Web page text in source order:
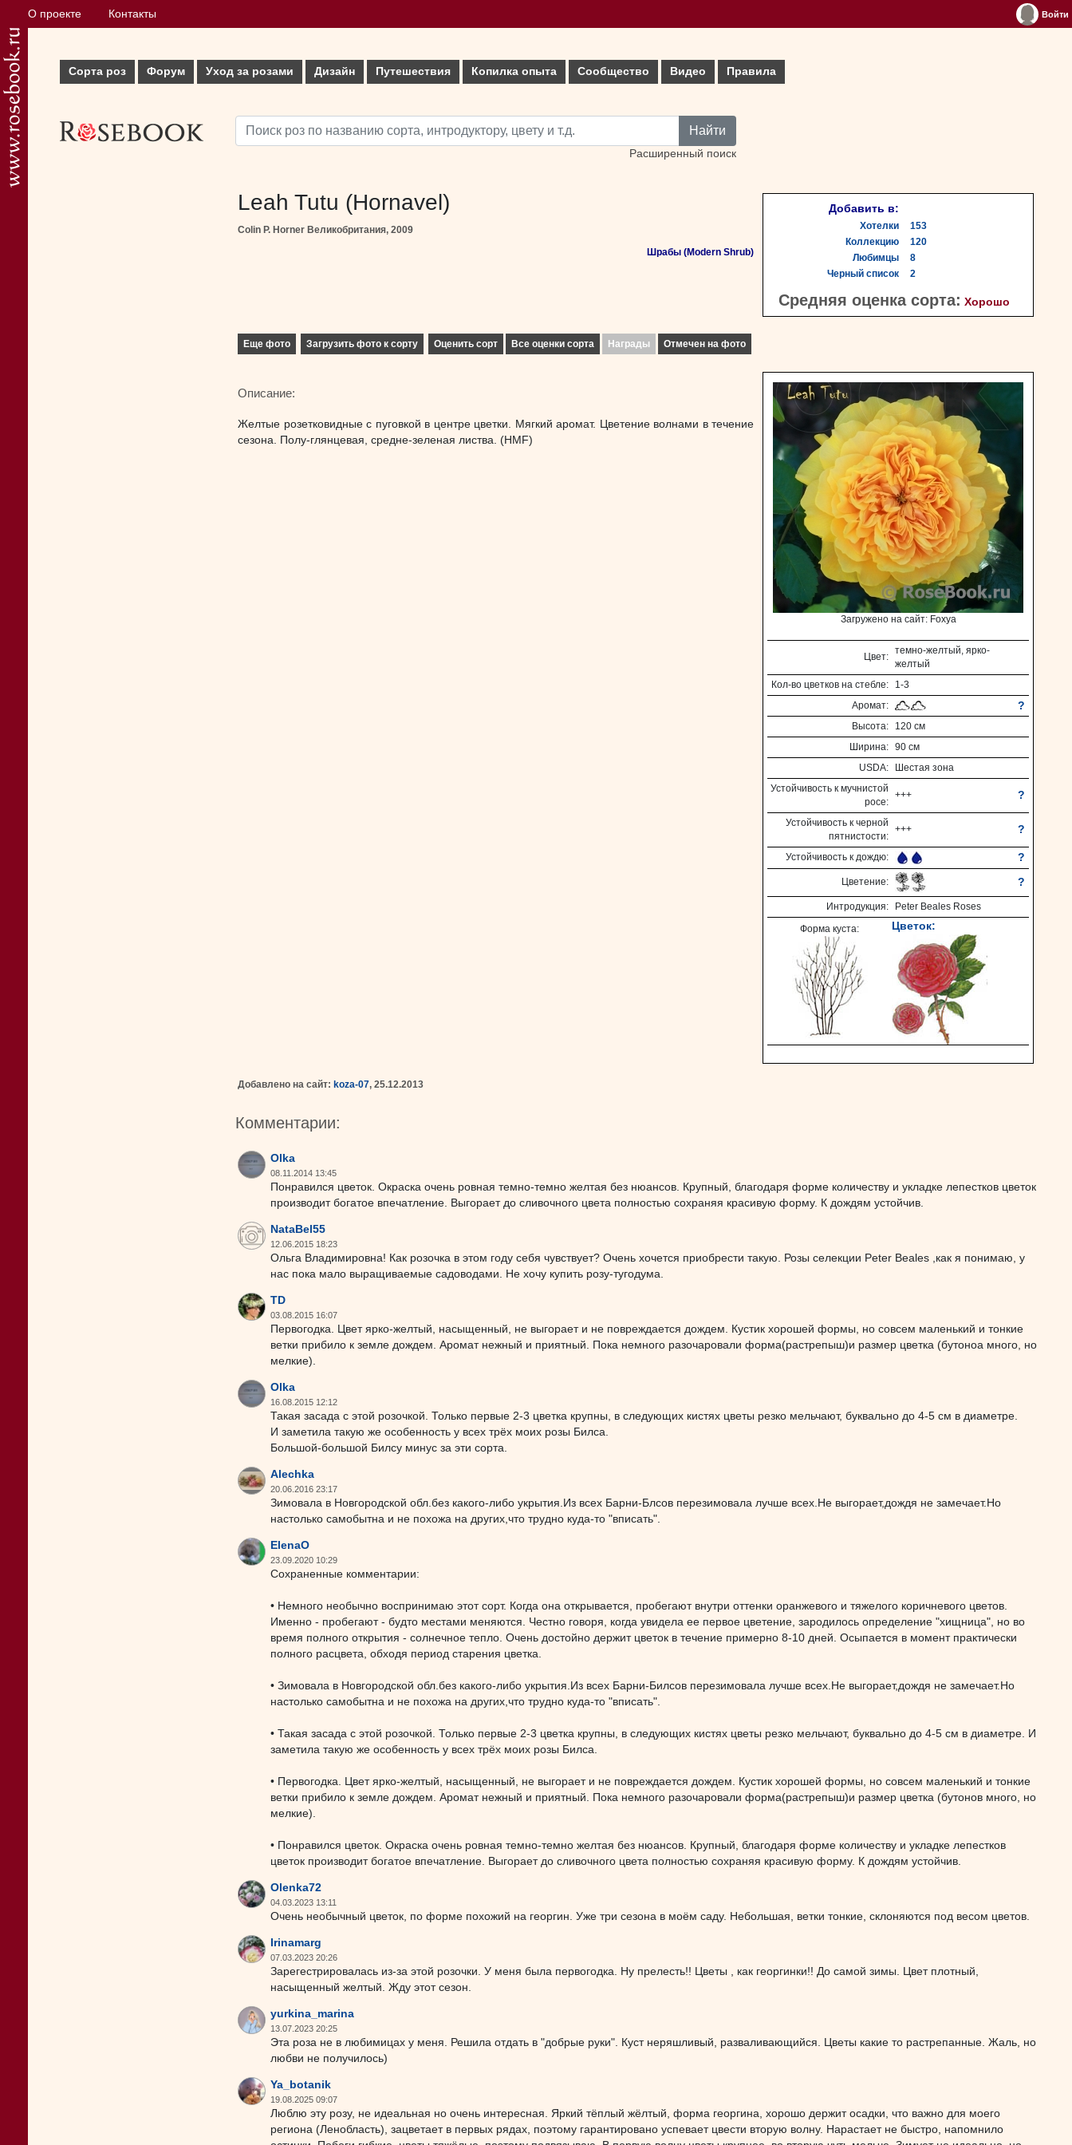
О проекте Контакты Войти
Сорта роз Форум Уход за розами Дизайн Путешествия Копилка опыта Сообщество Видео Правила
Найти
Расширенный поиск
Leah Tutu (Hornavel)
Colin P. Horner Великобритания, 2009
Шрабы (Modern Shrub)
Добавить в:
Хотелки
153
Коллекцию
120
Любимцы
8
Черный список
2
Средняя оценка сорта: Хорошо
Еще фото Загрузить фото к сорту Оценить сорт Все оценки сорта Награды Отмечен на фото
Описание:
Желтые розетковидные с пуговкой в центре цветки. Мягкий аромат. Цветение волнами в течение
сезона. Полу-глянцевая, средне-зеленая листва. (HMF)
Загружено на сайт: Foxya
Цвет:
темно-желтый, ярко-
желтый
Кол-во цветков на стебле: 1-3
Аромат: ?
Высота: 120 см
Ширина: 90 см
USDA: Шестая зона
Устойчивость к мучнистой
росе:
+++ ?
Устойчивость к черной
пятнистости:
+++ ?
Устойчивость к дождю: ?
Цветение: ?
Интродукция: Peter Beales Roses
Форма куста: Цветок:
Добавлено на сайт: koza-07, 25.12.2013
Комментарии:
Olka
08.11.2014 13:45
Понравился цветок. Окраска очень ровная темно-темно желтая без нюансов. Крупный, благодаря форме количеству и укладке лепестков цветок
производит богатое впечатление. Выгорает до сливочного цвета полностью сохраняя красивую форму. К дождям устойчив.
NataBel55
12.06.2015 18:23
Ольга Владимировна! Как розочка в этом году себя чувствует? Очень хочется приобрести такую. Розы селекции Peter Beales ,как я понимаю, у
нас пока мало выращиваемые садоводами. Не хочу купить розу-тугодума.
TD
03.08.2015 16:07
Первогодка. Цвет ярко-желтый, насыщенный, не выгорает и не повреждается дождем. Кустик хорошей формы, но совсем маленький и тонкие
ветки прибило к земле дождем. Аромат нежный и приятный. Пока немного разочаровали форма(растрепыш)и размер цветка (бутоноа много, но
мелкие).
Olka
16.08.2015 12:12
Такая засада с этой розочкой. Только первые 2-3 цветка крупны, в следующих кистях цветы резко мельчают, буквально до 4-5 см в диаметре.
И заметила такую же особенность у всех трёх моих розы Билса.
Большой-большой Билсу минус за эти сорта.
Alechka
20.06.2016 23:17
Зимовала в Новгородской обл.без какого-либо укрытия.Из всех Барни-Блсов перезимовала лучше всех.Не выгорает,дождя не замечает.Но
настолько самобытна и не похожа на других,что трудно куда-то "вписать".
ElenaO
23.09.2020 10:29
Сохраненные комментарии:
• Немного необычно воспринимаю этот сорт. Когда она открывается, пробегают внутри оттенки оранжевого и тяжелого коричневого цветов.
Именно - пробегают - будто местами меняются. Честно говоря, когда увидела ее первое цветение, зародилось определение "хищница", но во
время полного открытия - солнечное тепло. Очень достойно держит цветок в течение примерно 8-10 дней. Осыпается в момент практически
полного расцвета, обходя период старения цветка.
• Зимовала в Новгородской обл.без какого-либо укрытия.Из всех Барни-Билсов перезимовала лучше всех.Не выгорает,дождя не замечает.Но
настолько самобытна и не похожа на других,что трудно куда-то "вписать".
• Такая засада с этой розочкой. Только первые 2-3 цветка крупны, в следующих кистях цветы резко мельчают, буквально до 4-5 см в диаметре. И
заметила такую же особенность у всех трёх моих розы Билса.
• Первогодка. Цвет ярко-желтый, насыщенный, не выгорает и не повреждается дождем. Кустик хорошей формы, но совсем маленький и тонкие
ветки прибило к земле дождем. Аромат нежный и приятный. Пока немного разочаровали форма(растрепыш)и размер цветка (бутонов много, но
мелкие).
• Понравился цветок. Окраска очень ровная темно-темно желтая без нюансов. Крупный, благодаря форме количеству и укладке лепестков
цветок производит богатое впечатление. Выгорает до сливочного цвета полностью сохраняя красивую форму. К дождям устойчив.
Olenka72
04.03.2023 13:11
Очень необычный цветок, по форме похожий на георгин. Уже три сезона в моём саду. Небольшая, ветки тонкие, склоняются под весом цветов.
Irinamarg
07.03.2023 20:26
Зарегестрировалась из-за этой розочки. У меня была первогодка. Ну прелесть!! Цветы , как георгинки!! До самой зимы. Цвет плотный,
насыщенный желтый. Жду этот сезон.
yurkina_marina
13.07.2023 20:25
Эта роза не в любимицах у меня. Решила отдать в "добрые руки". Куст неряшливый, разваливающийся. Цветы какие то растрепанные. Жаль, но
любви не получилось)
Ya_botanik
19.08.2025 09:07
Люблю эту розу, не идеальная но очень интересная. Яркий тёплый жёлтый, форма георгина, хорошо держит осадки, что важно для моего
региона (Ленобласть), зацветает в первых рядах, поэтому гарантировано успевает цвести вторую волну. Нарастает не быстро, напомнило